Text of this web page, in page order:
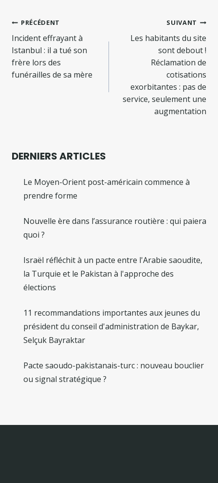
Navigation
de
l’article
PRÉCÉDENT
Incident effrayant à
Istanbul : il a tué son
frère lors des
funérailles de sa mère
SUIVANT
Les habitants du site
sont debout !
Réclamation de
cotisations
exorbitantes : pas de
service, seulement une
augmentation
DERNIERS ARTICLES
Le Moyen-Orient post-américain commence à
prendre forme
Nouvelle ère dans l’assurance routière : qui paiera
quoi ?
Israël réfléchit à un pacte entre l'Arabie saoudite,
la Turquie et le Pakistan à l'approche des
élections
11 recommandations importantes aux jeunes du
président du conseil d'administration de Baykar,
Selçuk Bayraktar
Pacte saoudo-pakistanais-turc : nouveau bouclier
ou signal stratégique ?